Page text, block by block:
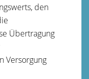
den
Übertragung
Versorgung